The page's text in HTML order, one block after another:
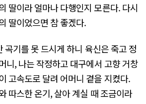
딸이라 얼마나 다행인지 모른다. 다시
딸이었으면 참 좋겠다.
곡기를 못 드시게 하니 육신은 죽고 정
니, 나는 작정하고 대구에서 고향 거창
고속도로 달려 어머니 곁을 지켰다.
따스한 온기, 살아 계실 때 조금이라